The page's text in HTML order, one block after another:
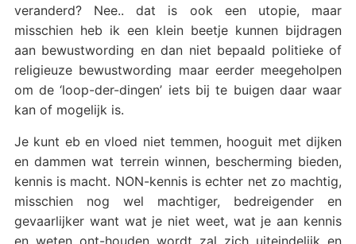
veranderd? Nee.. dat is ook een utopie, maar
misschien heb ik een klein beetje kunnen bijdragen
aan bewustwording en dan niet bepaald politieke of
religieuze bewustwording maar eerder meegeholpen
om de ‘loop-der-dingen’ iets bij te buigen daar waar
kan of mogelijk is.
Je kunt eb en vloed niet temmen, hooguit met dijken
en dammen wat terrein winnen, bescherming bieden,
kennis is macht. NON-kennis is echter net zo machtig,
misschien nog wel machtiger, bedreigender en
gevaarlijker want wat je niet weet, wat je aan kennis
en weten ont-houden wordt zal zich uiteindelijk en